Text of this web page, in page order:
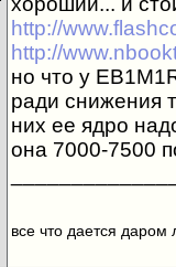
http://
http://
но что у
ради снижения
них ее ядро
она 7000-7500
все что дается даром